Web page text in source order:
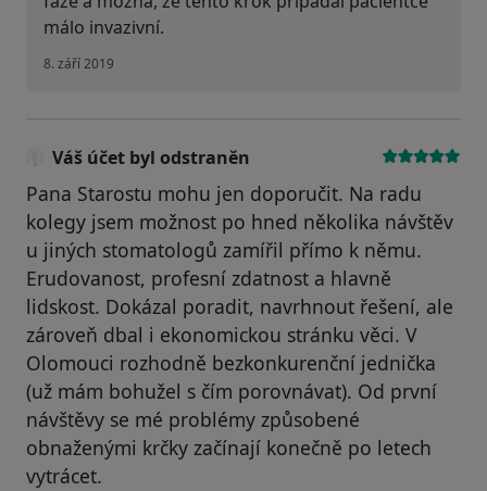
málo invazivní.
8. září 2019
Váš účet byl odstraněn
Pana Starostu mohu jen doporučit. Na radu
kolegy jsem možnost po hned několika návštěv
u jiných stomatologů zamířil přímo k němu.
Erudovanost, profesní zdatnost a hlavně
lidskost. Dokázal poradit, navrhnout řešení, ale
zároveň dbal i ekonomickou stránku věci. V
Olomouci rozhodně bezkonkurenční jednička
(už mám bohužel s čím porovnávat). Od první
návštěvy se mé problémy způsobené
obnaženými krčky začínají konečně po letech
vytrácet.